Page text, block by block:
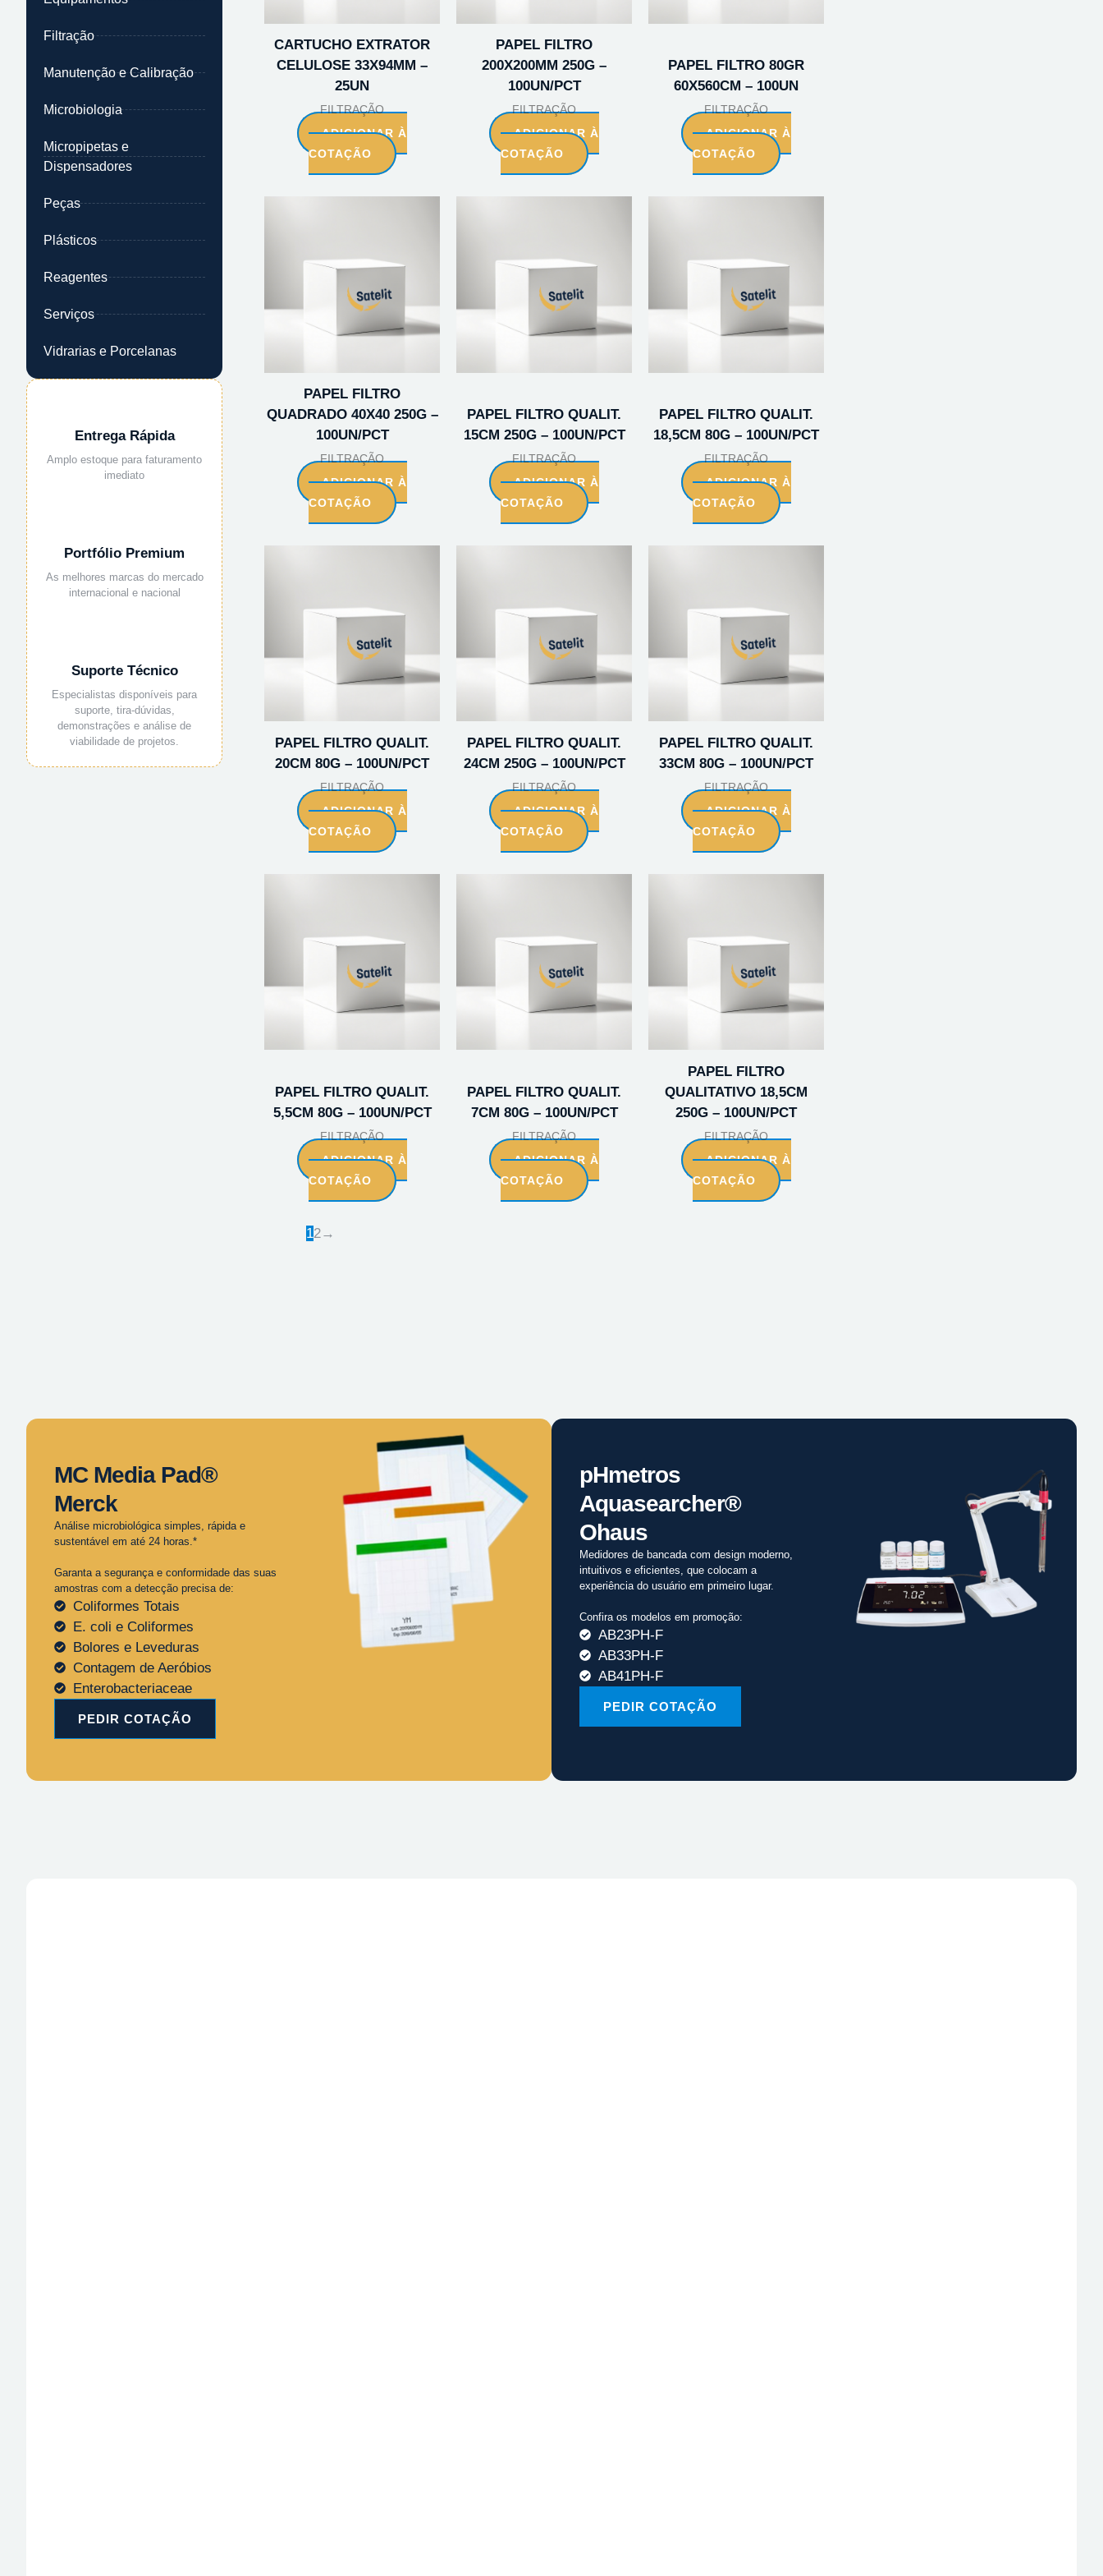
Filtração
Manutenção e Calibração
Microbiologia
Micropipetas e
Dispensadores
Peças
Plásticos
Reagentes
Serviços
Vidrarias e Porcelanas
Entrega Rápida
Amplo estoque para faturamento
imediato
Portfólio Premium
As melhores marcas do mercado
internacional e nacional
Suporte Técnico
Especialistas disponíveis para
suporte, tira-dúvidas,
demonstrações e análise de
viabilidade de projetos.
CARTUCHO EXTRATOR
CELULOSE 33X94MM –
25UN
FILTRAÇÃO
ADICIONAR À
COTAÇÃO
PAPEL FILTRO
200X200MM 250G –
100UN/PCT
FILTRAÇÃO
ADICIONAR À
COTAÇÃO
PAPEL FILTRO 80GR
60X560CM – 100UN
FILTRAÇÃO
ADICIONAR À
COTAÇÃO
PAPEL FILTRO
QUADRADO 40X40 250G –
100UN/PCT
FILTRAÇÃO
ADICIONAR À
COTAÇÃO
PAPEL FILTRO QUALIT.
15CM 250G – 100UN/PCT
FILTRAÇÃO
ADICIONAR À
COTAÇÃO
PAPEL FILTRO QUALIT.
18,5CM 80G – 100UN/PCT
FILTRAÇÃO
ADICIONAR À
COTAÇÃO
PAPEL FILTRO QUALIT.
20CM 80G – 100UN/PCT
FILTRAÇÃO
ADICIONAR À
COTAÇÃO
PAPEL FILTRO QUALIT.
24CM 250G – 100UN/PCT
FILTRAÇÃO
ADICIONAR À
COTAÇÃO
PAPEL FILTRO QUALIT.
33CM 80G – 100UN/PCT
FILTRAÇÃO
ADICIONAR À
COTAÇÃO
PAPEL FILTRO QUALIT.
5,5CM 80G – 100UN/PCT
FILTRAÇÃO
ADICIONAR À
COTAÇÃO
PAPEL FILTRO QUALIT.
7CM 80G – 100UN/PCT
FILTRAÇÃO
ADICIONAR À
COTAÇÃO
PAPEL FILTRO
QUALITATIVO 18,5CM
250G – 100UN/PCT
FILTRAÇÃO
ADICIONAR À
COTAÇÃO
12→
MC Media Pad®
Merck
Análise microbiológica simples, rápida e
sustentável em até 24 horas.*
Garanta a segurança e conformidade das suas
amostras com a detecção precisa de:
Coliformes Totais
E. coli e Coliformes
Bolores e Leveduras
Contagem de Aeróbios
Enterobacteriaceae
PEDIR COTAÇÃO
pHmetros
Aquasearcher®
Ohaus
Medidores de bancada com design moderno,
intuitivos e eficientes, que colocam a
experiência do usuário em primeiro lugar.
Confira os modelos em promoção:
AB23PH-F
AB33PH-F
AB41PH-F
PEDIR COTAÇÃO